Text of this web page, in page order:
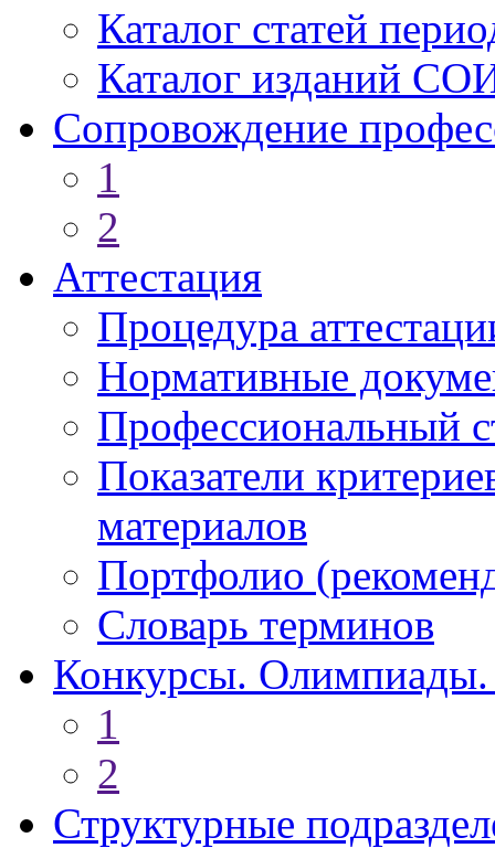
Каталог статей
Каталог изданий
Сопровождение
1
2
Аттестация
Процедура
Нормативные
Профессиональный
Показатели
материалов
Портфолио
Словарь терминов
Конкурсы.
1
2
Структурные